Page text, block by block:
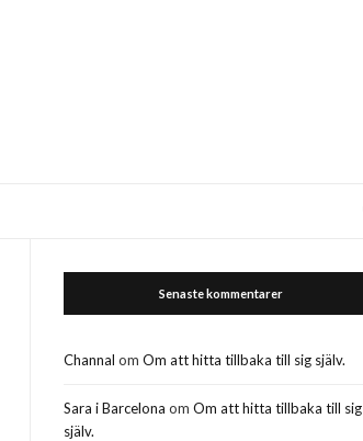
Senaste kommentarer
Channal omOm att hitta tillbaka till sig själv.
Sara i Barcelona omOm att hitta tillbaka till sig
själv.